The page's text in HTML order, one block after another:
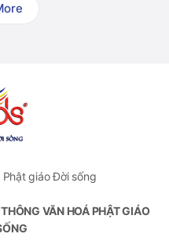
giáo Đời sống
VĂN HOÁ PHẬT GIÁO